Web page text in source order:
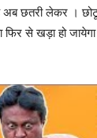
छतरी लेकर ।
फिर से खड़ा हो